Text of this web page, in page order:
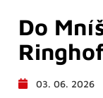
Do
03. 06. 2026